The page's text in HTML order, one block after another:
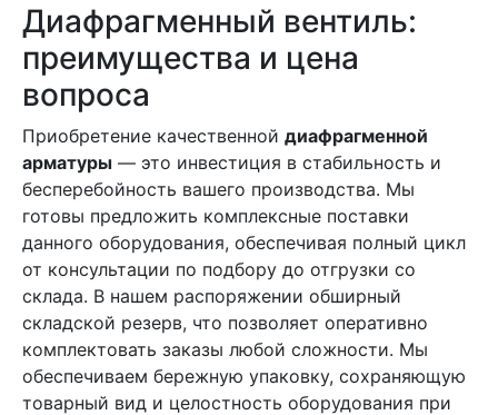
Диафрагменный вентиль:
преимущества и цена
вопроса
Приобретение качественной диафрагменной
арматуры — это инвестиция в стабильность и
бесперебойность вашего производства. Мы
готовы предложить комплексные поставки
данного оборудования, обеспечивая полный цикл
от консультации по подбору до отгрузки со
склада. В нашем распоряжении обширный
складской резерв, что позволяет оперативно
комплектовать заказы любой сложности. Мы
обеспечиваем бережную упаковку, сохраняющую
товарный вид и целостность оборудования при